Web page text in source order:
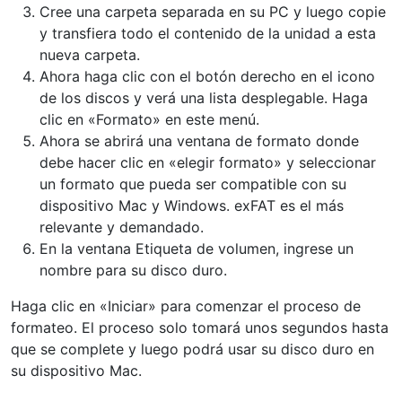
Cree una carpeta separada en su PC y luego copie
y transfiera todo el contenido de la unidad a esta
nueva carpeta.
Ahora haga clic con el botón derecho en el icono
de los discos y verá una lista desplegable. Haga
clic en «Formato» en este menú.
Ahora se abrirá una ventana de formato donde
debe hacer clic en «elegir formato» y seleccionar
un formato que pueda ser compatible con su
dispositivo Mac y Windows. exFAT es el más
relevante y demandado.
En la ventana Etiqueta de volumen, ingrese un
nombre para su disco duro.
Haga clic en «Iniciar» para comenzar el proceso de
formateo. El proceso solo tomará unos segundos hasta
que se complete y luego podrá usar su disco duro en
su dispositivo Mac.